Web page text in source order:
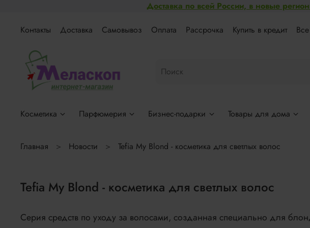
Доставка по всей России, в новые
Контакты Доставка Самовывоз Оплата Рассрочка Купить в кредит
Косметика Парфюмерия Бизнес-подарки Товары для дома
Главная Новости Tefia My Blond - косметика для светлых волос
Tefia My Blond - косметика для светлых волос
Серия средств по уходу за волосами, созданная специально для